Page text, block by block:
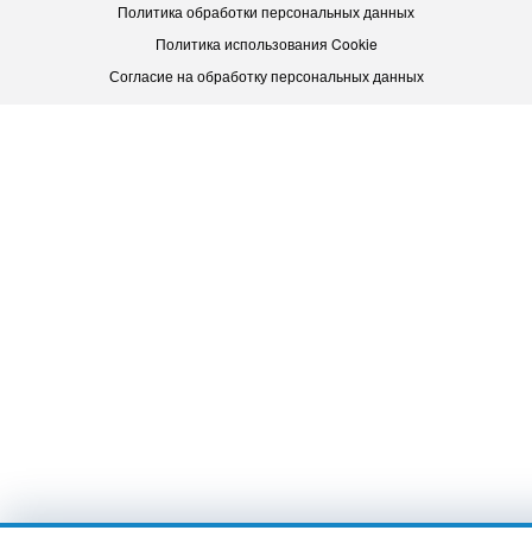
Политика обработки персональных данных
Политика использования Cookie
Согласие на обработку персональных данных